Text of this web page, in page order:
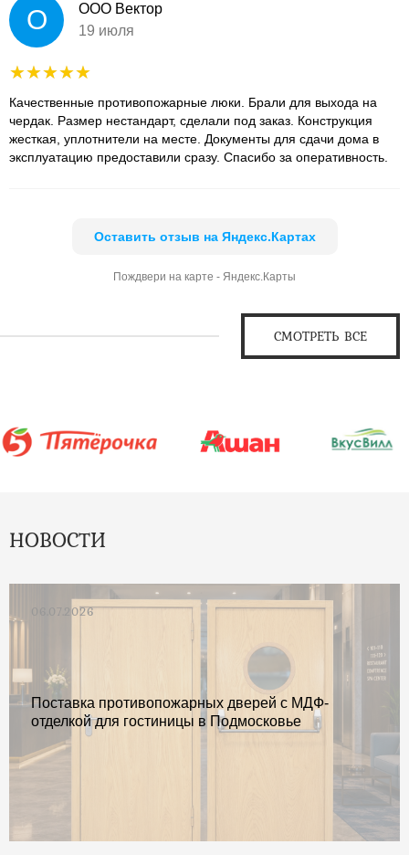
О
ООО Вектор
19 июля
Качественные противопожарные люки. Брали для выхода на
чердак. Размер нестандарт, сделали под заказ. Конструкция
жесткая, уплотнители на месте. Документы для сдачи дома в
эксплуатацию предоставили сразу. Спасибо за оперативность.
Оставить отзыв на Яндекс.Картах
Пождвери на карте - Яндекс.Карты
СМОТРЕТЬ ВСЕ
НОВОСТИ
06.07.2026
Поставка противопожарных дверей с МДФ-
отделкой для гостиницы в Подмосковье